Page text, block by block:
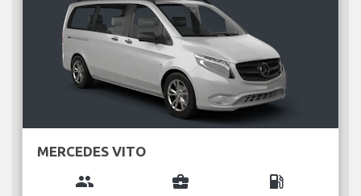
MERCEDES VITO
group business_center local_gas_station